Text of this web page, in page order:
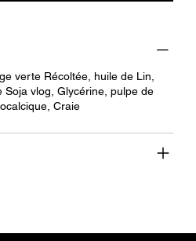
verte Récoltée, huile de Lin,
vlog, Glycérine, pulpe de
Craie